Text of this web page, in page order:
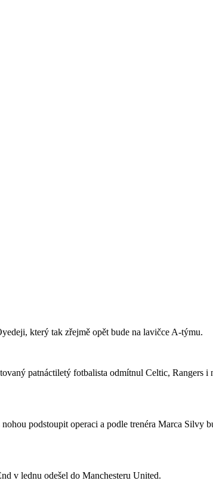
který tak zřejmě opět bude na lavičce A-týmu.
patnáctiletý fotbalista odmítnul Celtic, Rangers i
podstoupit operaci a podle trenéra Marca Silvy
v lednu odešel do Manchesteru United.